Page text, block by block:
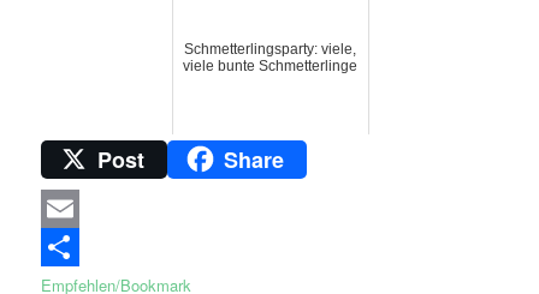
Schmetterlingsparty: viele,
viele bunte Schmetterlinge
Post Share
Email
Empfehlen/Bookmark